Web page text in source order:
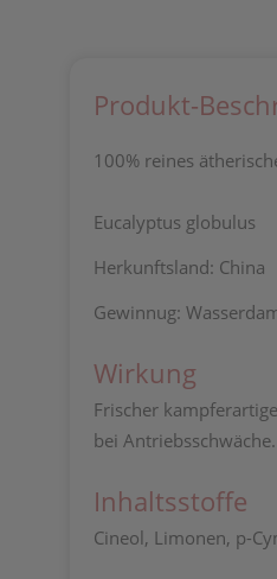
Produkt-
100% reines
Eucalyptus globulus
Herkunftsland: China
Gewinnug:
Wirkung
Frischer
bei
Inhaltsstoffe
Cineol, Limonen, p-